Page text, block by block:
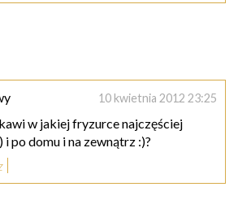
10 kwietnia 2012 23:25
w jakiej fryzurce najczęściej
i po domu i na zewnątrz :)?